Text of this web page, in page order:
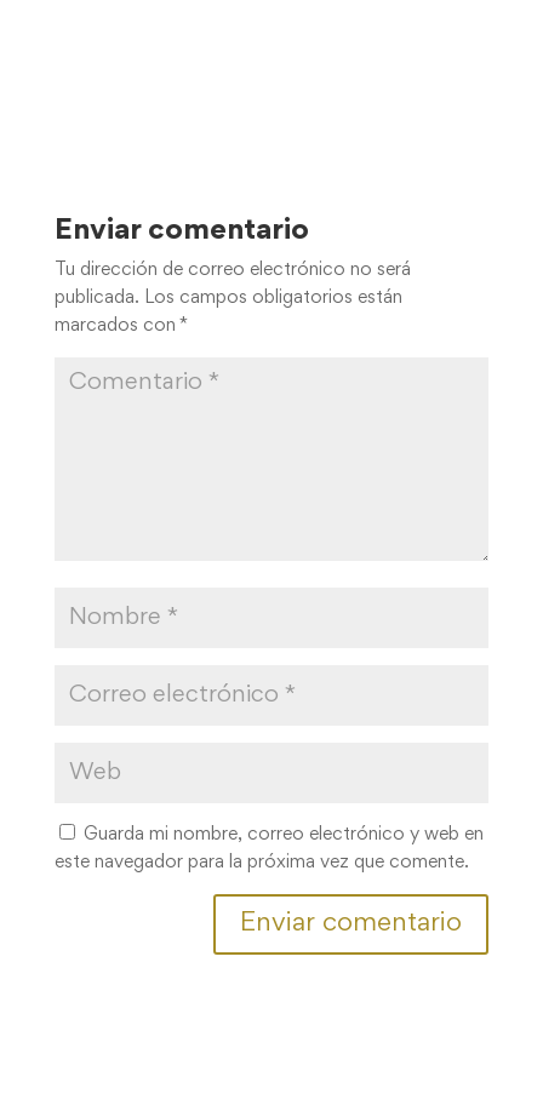
Enviar comentario
Tu dirección de correo electrónico no será
publicada.
Los campos obligatorios están
marcados con *
Guarda mi nombre, correo electrónico y web en
este navegador para la próxima vez que comente.